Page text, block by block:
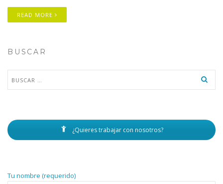
READ MORE
BUSCAR
¿Quieres trabajar con nosotros?
Tu nombre (requerido)